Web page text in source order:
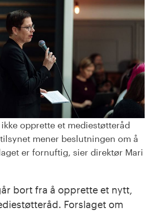
opprette et mediestøtteråd
mener beslutningen om å
er fornuftig, sier direktør Mari
bort fra å opprette et nytt,
Forslaget om